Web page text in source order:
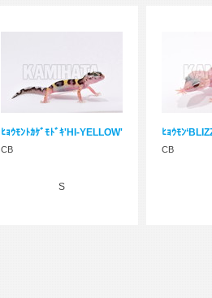
ﾋｮｳﾓﾝﾄｶｹﾞﾓﾄﾞｷ'HI-YELLOW'
CB
S
ﾋｮｳﾓﾝ
CB